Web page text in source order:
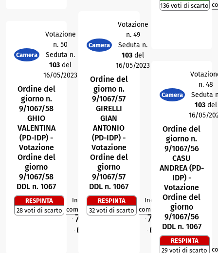
Camera
Votazione
n. 50
Seduta n.
103 del
16/05/2023
Ordine del
giorno n.
9/1067/58
GHIO
VALENTINA
(PD-IDP) -
Votazione
Ordine del
giorno
9/1067/58
DDL n. 1067
RESPINTA
28 voti di scarto
Indice di
compattezza
70,9%
69,8
0
Camera
Votazione
n. 49
Seduta n.
103 del
16/05/2023
Ordine del
giorno n.
9/1067/57
GIRELLI
GIAN
ANTONIO
(PD-IDP) -
Votazione
Ordine del
giorno
9/1067/57
DDL n. 1067
RESPINTA
32 voti di scarto
Indice di
compattezza
72,2%
66,7%
2
136 voti di scarto
Camera
n. 48
Seduta
103del
16/05/
Ordine del
giorno n.
9/1067/56
CASU
ANDREA (PD-
IDP) -
Votazione
Ordine del
giorno
9/1067/56
DDL n. 1067
RESPINTA
29 voti di scarto